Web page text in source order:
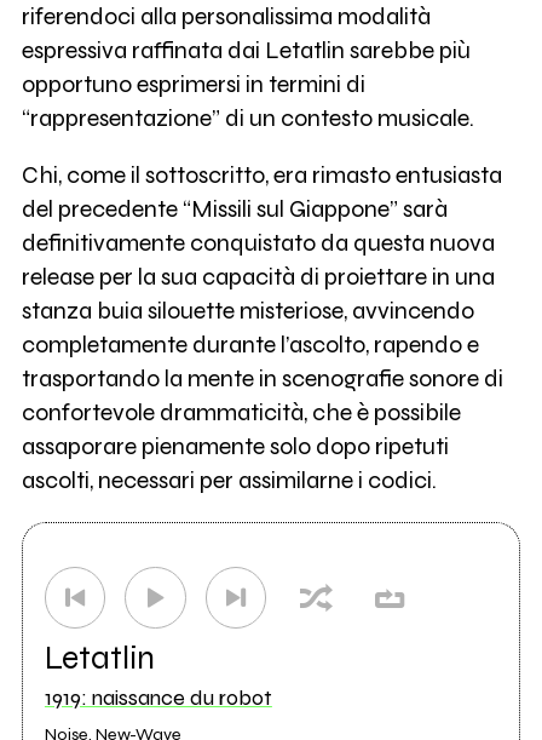
riferendoci alla personalissima modalità
espressiva raffinata dai Letatlin sarebbe più
opportuno esprimersi in termini di
“rappresentazione” di un contesto musicale.
Chi, come il sottoscritto, era rimasto entusiasta
del precedente “Missili sul Giappone” sarà
definitivamente conquistato da questa nuova
release per la sua capacità di proiettare in una
stanza buia silouette misteriose, avvincendo
completamente durante l’ascolto, rapendo e
trasportando la mente in scenografie sonore di
confortevole drammaticità, che è possibile
assaporare pienamente solo dopo ripetuti
ascolti, necessari per assimilarne i codici.
Letatlin
1919: naissance du robot
Noise, New-Wave